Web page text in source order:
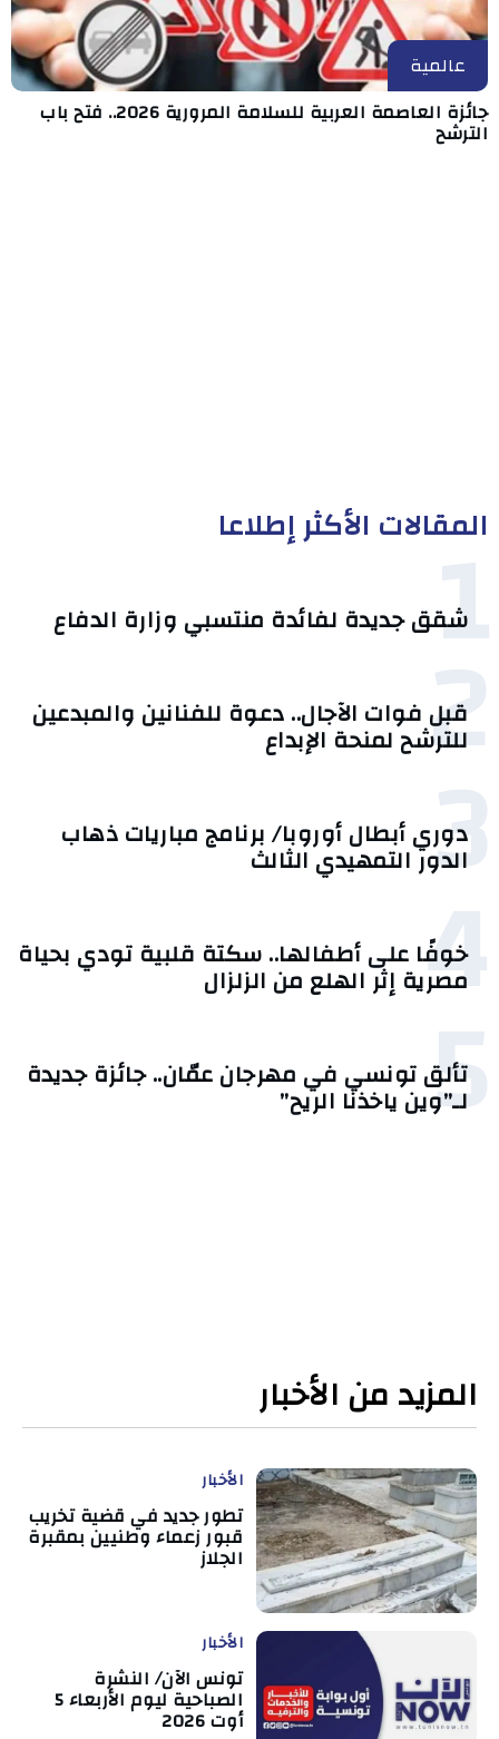
عالمية
جائزة العاصمة العربية للسلامة المرورية 2026.. فتح باب
الترشح
المقالات الأكثر إطلاعا
1
شقق جديدة لفائدة منتسبي وزارة الدفاع
2
قبل فوات الآجال.. دعوة للفنانين والمبدعين
للترشح لمنحة الإبداع
3
دوري أبطال أوروبا/ برنامج مباريات ذهاب
الدور التمهيدي الثالث
4
خوفًا على أطفالها.. سكتة قلبية تودي بحياة
مصرية إثر الهلع من الزلزال
5
تألق تونسي في مهرجان عمّان.. جائزة جديدة
لـ”وين ياخذنا الريح”
المزيد من الأخبار
الأخبار
تطور جديد في قضية تخريب
قبور زعماء وطنيين بمقبرة
الجلاز
الأخبار
تونس الآن/ النشرة
الصباحية ليوم الأربعاء 5
أوت 2026